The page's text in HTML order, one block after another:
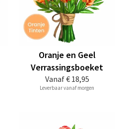
Vanaf€ 18,95
Oranje en Geel
Verrassingsboeket
Leverbaar vanaf morgen